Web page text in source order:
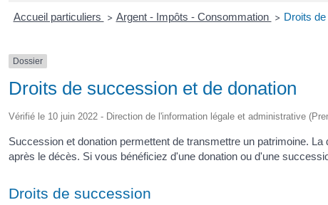
Accueil particuliers > Argent - Impôts - Consommation > Droits
Dossier
Droits de succession et de donation
Vérifié le 10 juin 2022 - Direction de l'information légale et administrative
Succession et donation permettent de transmettre un patrimoine.
après le décès. Si vous bénéficiez d'une donation ou d'une
Droits de succession